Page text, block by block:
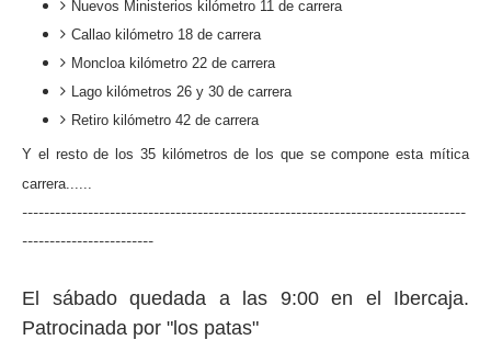
Nuevos Ministerios kilómetro 11 de carrera
Callao kilómetro 18 de carrera
Moncloa kilómetro 22 de carrera
Lago kilómetros 26 y 30 de carrera
Retiro kilómetro 42 de carrera
Y el resto de los 35 kilómetros de los que se compone esta mítica
carrera......
---------------------------------------------------------------------------------
------------------------
El sábado quedada a las 9:00 en el Ibercaja.
Patrocinada por "los patas"